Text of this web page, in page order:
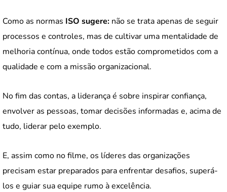
Como as normas ISO sugere: não se trata apenas de seguir
processos e controles, mas de cultivar uma mentalidade de
melhoria contínua, onde todos estão comprometidos com a
qualidade e com a missão organizacional.
No fim das contas, a liderança é sobre inspirar confiança,
envolver as pessoas, tomar decisões informadas e, acima de
tudo, liderar pelo exemplo.
E, assim como no filme, os líderes das organizações
precisam estar preparados para enfrentar desafios, superá-
los e guiar sua equipe rumo à excelência.